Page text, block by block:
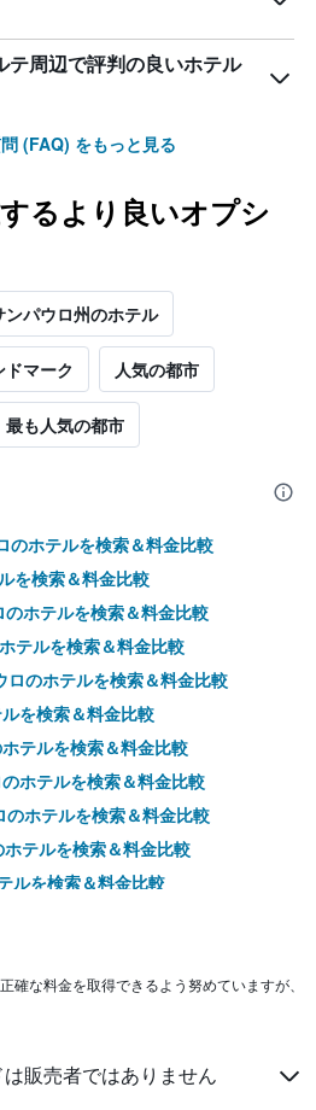
テ周辺で評判の良いホテル
(FAQ) をもっと見る
るより良いオプシ
ンパウロ州のホテル
ドマーク 人気の都市
最も人気の都市
ホテルを検索＆料金比較
を検索＆料金比較
ホテルを検索＆料金比較
テルを検索＆料金比較
のホテルを検索＆料金比較
を検索＆料金比較
テルを検索＆料金比較
ホテルを検索＆料金比較
ホテルを検索＆料金比較
テルを検索＆料金比較
ルを検索＆料金比較
テルを検索＆料金比較
ルを検索＆料金比較
テルを検索＆料金比較
ウロのホテルを検索＆料金比較
確な料金を取得できるよう努めていますが、
販売者ではありません